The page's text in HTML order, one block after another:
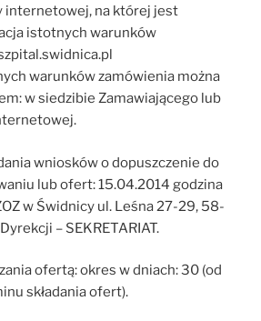
internetowej, na której jest
istotnych warunków
warunków zamówienia można
w siedzibie Zamawiającego lub
wniosków o dopuszczenie do
lub ofert: 15.04.2014 godzina
w Świdnicy ul. Leśna 27-29, 58-
– SEKRETARIAT.
ofertą: okres w dniach: 30 (od
składania ofert).